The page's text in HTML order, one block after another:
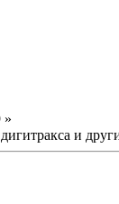
»
и